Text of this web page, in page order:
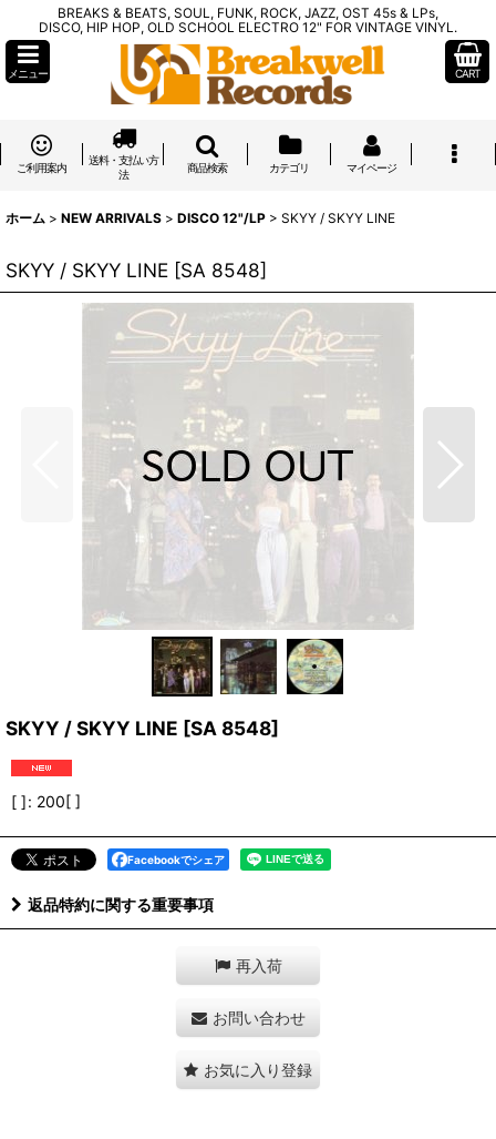
BREAKS & BEATS, SOUL, FUNK, ROCK, JAZZ, OST 45s & LPs,
DISCO, HIP HOP, OLD SCHOOL ELECTRO 12" FOR VINTAGE VINYL.
メニュー CART
ご利用案内
送料・支払い方
法
商品検索 カテゴリ マイページ
ホーム > NEW ARRIVALS > DISCO 12"/LP > SKYY / SKYY LINE
SKYY / SKYY LINE [SA 8548]
SKYY / SKYY LINE [SA 8548]
[ ]: 200[ ]
Facebookでシェア
返品特約に関する重要事項
再入荷
お問い合わせ
お気に入り登録